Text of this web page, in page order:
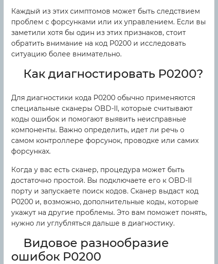
Каждый из этих симптомов может быть следствием
проблем с форсунками или их управлением. Если вы
заметили хотя бы один из этих признаков, стоит
обратить внимание на код P0200 и исследовать
ситуацию более внимательно.
Как диагностировать P0200?
Для диагностики кода P0200 обычно применяются
специальные сканеры OBD-II, которые считывают
коды ошибок и помогают выявить неисправные
компоненты. Важно определить, идет ли речь о
самом контроллере форсунок, проводке или самих
форсунках.
Когда у вас есть сканер, процедура может быть
достаточно простой. Вы подключаете его к OBD-II
порту и запускаете поиск кодов. Сканер выдаст код
P0200 и, возможно, дополнительные коды, которые
укажут на другие проблемы. Это вам поможет понять,
нужно ли углубляться дальше в диагностику.
Видовое разнообразие
ошибок P0200